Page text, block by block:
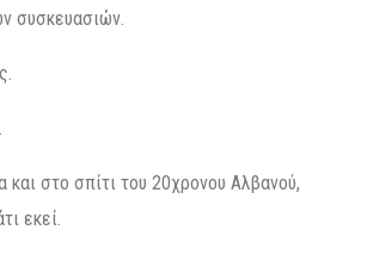
συσκευασιών.
και στο σπίτι του 20χρονου Αλβανού,
εκεί.